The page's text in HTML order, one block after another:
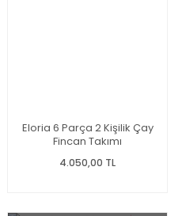
Eloria 6 Parça 2 Kişilik Çay
Fincan Takımı
4.050,00 TL